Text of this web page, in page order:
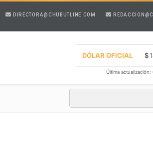
DIRECTORA@CHUBUTLINE.COM
DÓLAR OFICIAL $
Última